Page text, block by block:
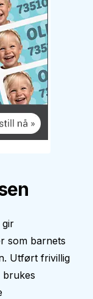
gir
som barnets
Utført frivillig
brukes